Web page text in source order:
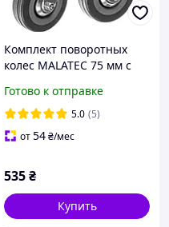
Комплект поворотных
колес MALATEC 75 мм с
грузоподъемность 220 кг,
для тележки
Готово к отправке
5.0 (5)
от54₴/мес
535₴
Купить